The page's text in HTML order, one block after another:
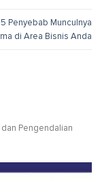
Penyebab Munculnya
di Area Bisnis Anda
Pengendalian